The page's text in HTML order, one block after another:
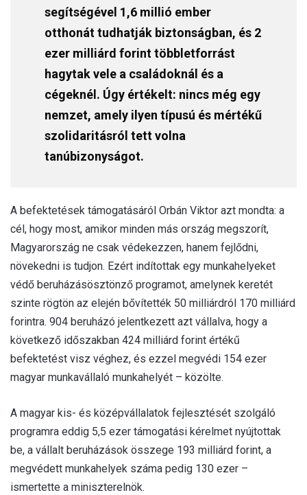
segítségével 1,6 millió ember
otthonát tudhatják biztonságban, és 2
ezer milliárd forint többletforrást
hagytak vele a családoknál és a
cégeknél. Úgy értékelt: nincs még egy
nemzet, amely ilyen típusú és mértékű
szolidaritásról tett volna
tanúbizonyságot.
A befektetések támogatásáról Orbán Viktor azt mondta: a
cél, hogy most, amikor minden más ország megszorít,
Magyarország ne csak védekezzen, hanem fejlődni,
növekedni is tudjon. Ezért indítottak egy munkahelyeket
védő beruházásösztönző programot, amelynek keretét
szinte rögtön az elején bővítették 50 milliárdról 170 milliárd
forintra. 904 beruházó jelentkezett azt vállalva, hogy a
következő időszakban 424 milliárd forint értékű
befektetést visz véghez, és ezzel megvédi 154 ezer
magyar munkavállaló munkahelyét – közölte.
A magyar kis- és középvállalatok fejlesztését szolgáló
programra eddig 5,5 ezer támogatási kérelmet nyújtottak
be, a vállalt beruházások összege 193 milliárd forint, a
megvédett munkahelyek száma pedig 130 ezer –
ismertette a miniszterelnök.